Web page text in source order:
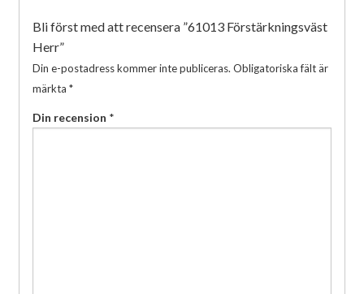
Bli först med att recensera ”61013 Förstärkningsväst
Herr”
Din e-postadress kommer inte publiceras. Obligatoriska fält är
märkta *
Din recension *